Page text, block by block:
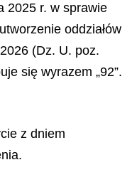
2025 r. w sprawie
oddziałów
(Dz. U. poz.
się wyrazem „92”.
z dniem